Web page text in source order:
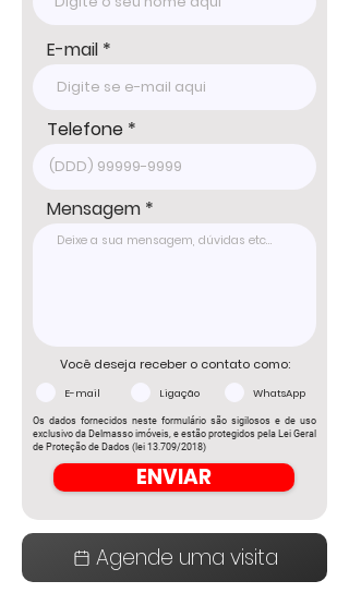
E-mail
Telefone
Mensagem
Você deseja receber o contato como:
E-mail Ligação WhatsApp
Os dados fornecidos neste formulário são sigilosos e de uso
exclusivo da Delmasso imóveis, e estão protegidos pela Lei Geral
de Proteção de Dados (lei 13.709/2018)
ENVIAR
Agende uma visita